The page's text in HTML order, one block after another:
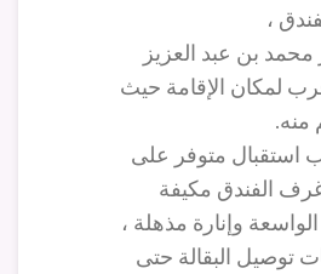
محمد بن عبد العزيز
لمكان الإقامة حيث
استقبال متوفر على
الفندق مكيفة
وإنارة مذهلة ،
توصيل البقالة حتى